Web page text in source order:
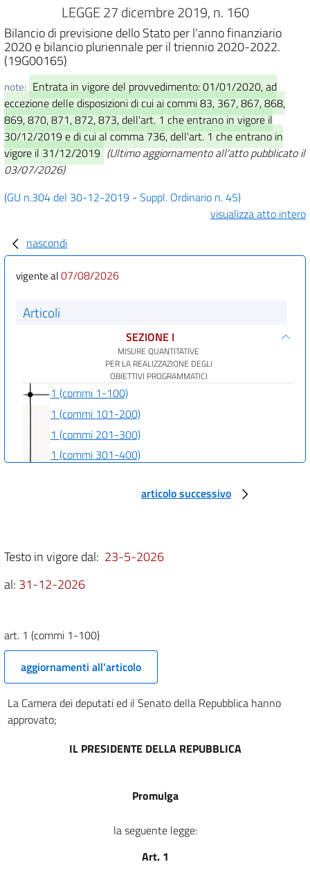
LEGGE 27 dicembre 2019, n. 160
Bilancio di previsione dello Stato per l'anno finanziario
2020 e bilancio pluriennale per il triennio 2020-2022.
(19G00165)
note: Entrata in vigore del provvedimento: 01/01/2020, ad
eccezione delle disposizioni di cui ai commi 83, 367, 867, 868,
869, 870, 871, 872, 873, dell'art. 1 che entrano in vigore il
30/12/2019 e di cui al comma 736, dell'art. 1 che entrano in
vigore il 31/12/2019 (Ultimo aggiornamento all'atto pubblicato il
03/07/2026)
(GU n.304 del 30-12-2019 - Suppl. Ordinario n. 45)
visualizza atto intero
nascondi
vigente al07/08/2026
Articoli
SEZIONE I
MISURE QUANTITATIVE
PER LA REALIZZAZIONE DEGLI
OBIETTIVI PROGRAMMATICI
1 (commi 1-100)
1 (commi 101-200)
1 (commi 201-300)
1 (commi 301-400)
1 (commi 801-884)
3
4
5
6
7
articolo successivo
Testo in vigore dal: 23-5-2026
al: 31-12-2026
art. 1 (commi 1-100)
aggiornamenti all'articolo
La Camera dei deputati ed il Senato della Repubblica hanno
approvato;
IL PRESIDENTE DELLA REPUBBLICA
Promulga
la seguente legge:
Art. 1